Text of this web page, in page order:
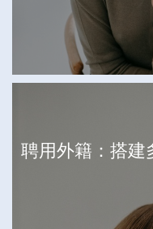
聘用外籍：搭建